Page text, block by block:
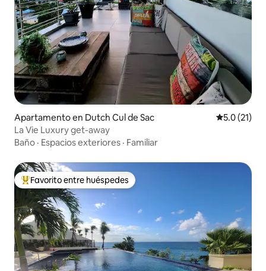
Apartamento en Dutch Cul de Sac Calificación
5.0 (21)
La Vie Luxury get-away
Baño · Espacios exteriores · Familiar
Favorito entre huéspedes preferido
Favorito entre huéspedes